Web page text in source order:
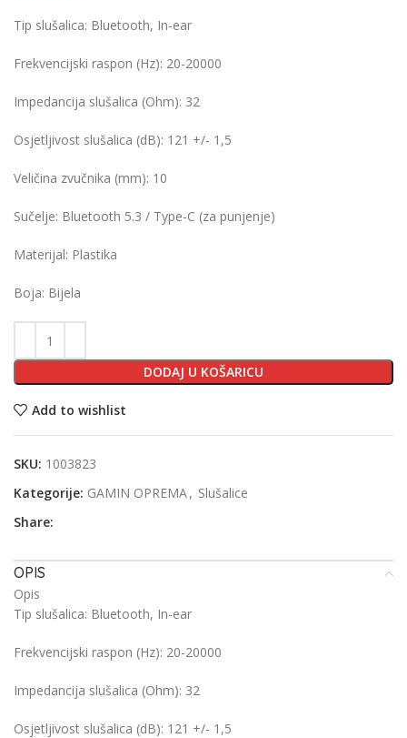
Tip slušalica: Bluetooth, In-ear
Frekvencijski raspon (Hz): 20-20000
Impedancija slušalica (Ohm): 32
Osjetljivost slušalica (dB): 121 +/- 1,5
Veličina zvučnika (mm): 10
Sučelje: Bluetooth 5.3 / Type-C (za punjenje)
Materijal: Plastika
Boja: Bijela
DODAJ U KOŠARICU
Add to wishlist
SKU: 1003823
Kategorije: GAMIN OPREMA, Slušalice
Share:
OPIS
Opis
Tip slušalica: Bluetooth, In-ear
Frekvencijski raspon (Hz): 20-20000
Impedancija slušalica (Ohm): 32
Osjetljivost slušalica (dB): 121 +/- 1,5